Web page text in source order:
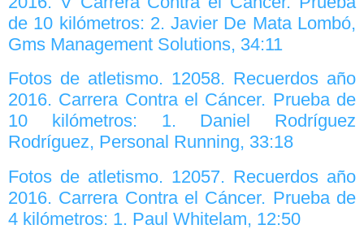
de 10 kilómetros: 2. Javier De Mata Lombó,
Gms Management Solutions, 34:11
Fotos de atletismo. 12058. Recuerdos año
2016. Carrera Contra el Cáncer. Prueba de
10 kilómetros: 1. Daniel Rodríguez
Rodríguez, Personal Running, 33:18
Fotos de atletismo. 12057. Recuerdos año
2016. Carrera Contra el Cáncer. Prueba de
4 kilómetros: 1. Paul Whitelam, 12:50